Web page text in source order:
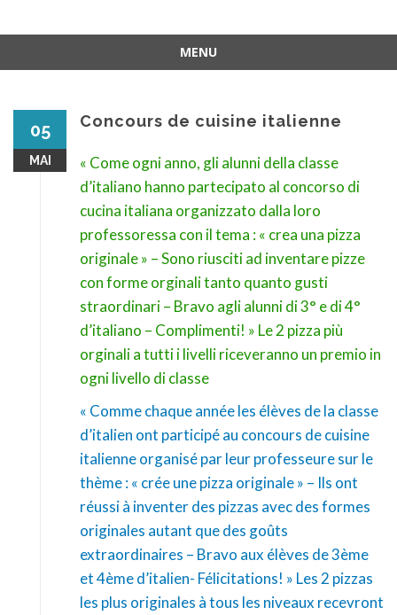
MENU
05
MAI
Concours de cuisine italienne
« Come ogni anno, gli alunni della classe
d’italiano hanno partecipato al concorso di
cucina italiana organizzato dalla loro
professoressa con il tema : « crea una pizza
originale » – Sono riusciti ad inventare pizze
con forme orginali tanto quanto gusti
straordinari – Bravo agli alunni di 3° e di 4°
d’italiano – Complimenti! » Le 2 pizza più
orginali a tutti i livelli riceveranno un premio in
ogni livello di classe
« Comme chaque année les élèves de la classe
d’italien ont participé au concours de cuisine
italienne organisé par leur professeure sur le
thème : « crée une pizza originale » – Ils ont
réussi à inventer des pizzas avec des formes
originales autant que des goûts
extraordinaires – Bravo aux élèves de 3ème
et 4ème d’italien- Félicitations! » Les 2 pizzas
les plus originales à tous les niveaux recevront